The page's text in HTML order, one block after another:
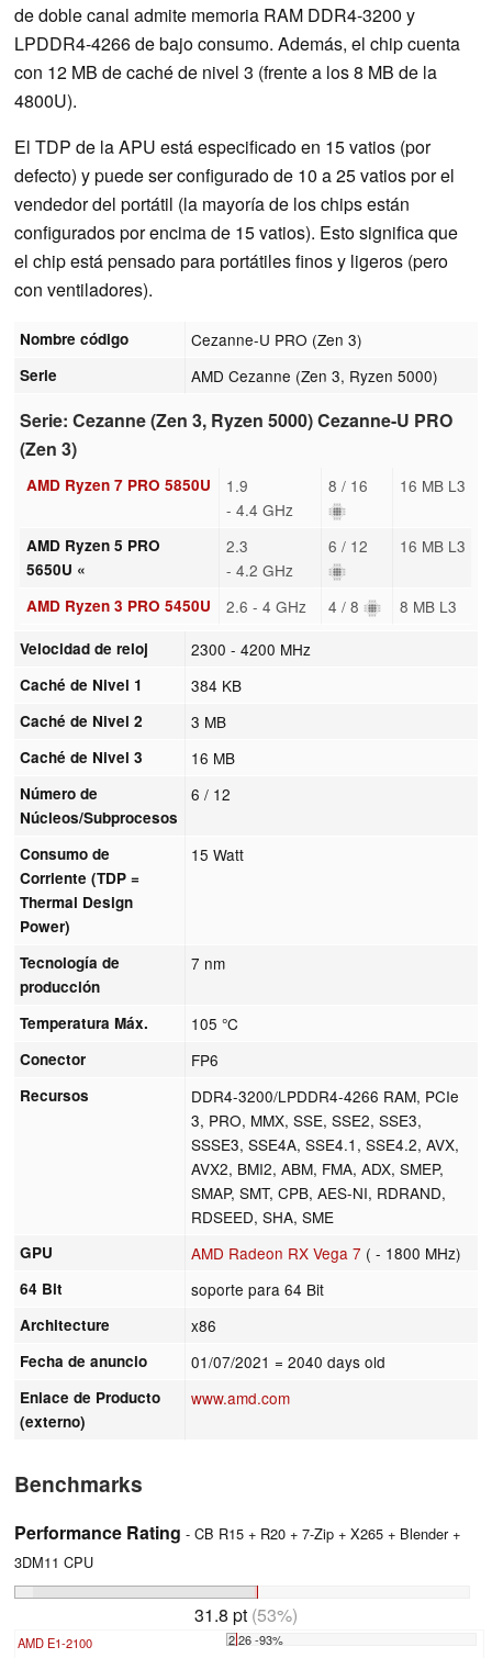
de doble canal admite memoria RAM DDR4-3200 y
LPDDR4-4266 de bajo consumo. Además, el chip cuenta
con 12 MB de caché de nivel 3 (frente a los 8 MB de la
4800U).
El TDP de la APU está especificado en 15 vatios (por
defecto) y puede ser configurado de 10 a 25 vatios por el
vendedor del portátil (la mayoría de los chips están
configurados por encima de 15 vatios). Esto significa que
el chip está pensado para portátiles finos y ligeros (pero
con ventiladores).
Nombre código Cezanne-U PRO (Zen 3)
Serie AMD Cezanne (Zen 3, Ryzen 5000)
Serie: Cezanne (Zen 3, Ryzen 5000) Cezanne-U PRO
(Zen 3)
AMD Ryzen 7 PRO 5850U
1.9
- 4.4 GHz
8 / 16 16 MB L3
AMD Ryzen 5 PRO
5650U «
2.3
- 4.2 GHz
6 / 12 16 MB L3
AMD Ryzen 3 PRO 5450U 2.6 - 4 GHz 4 / 8 8 MB L3
Velocidad de reloj 2300 - 4200 MHz
Caché de Nivel 1 384 KB
Caché de Nivel 2 3 MB
Caché de Nivel 3 16 MB
Número de
Núcleos/Subprocesos
6 / 12
Consumo de
Corriente (TDP =
Thermal Design
Power)
15 Watt
Tecnología de
producción
7 nm
Temperatura Máx. 105 °C
Conector FP6
Recursos
DDR4-3200/LPDDR4-4266 RAM, PCIe
3, PRO, MMX, SSE, SSE2, SSE3,
SSSE3, SSE4A, SSE4.1, SSE4.2, AVX,
AVX2, BMI2, ABM, FMA, ADX, SMEP,
SMAP, SMT, CPB, AES-NI, RDRAND,
RDSEED, SHA, SME
GPU AMD Radeon RX Vega 7 ( - 1800 MHz)
64 Bit soporte para 64 Bit
Architecture x86
Fecha de anuncio 01/07/2021 = 2040 days old
Enlace de Producto
(externo)
www.amd.com
Benchmarks
Performance Rating - CB R15 + R20 + 7-Zip + X265 + Blender +
3DM11 CPU
31.8 pt (53%)
AMD E1-2100 2.26 -93%